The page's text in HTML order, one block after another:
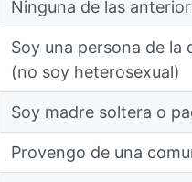
Ninguna de las
Soy una persona de la
(no soy heterosexual)
Soy madre soltera o
Provengo de una